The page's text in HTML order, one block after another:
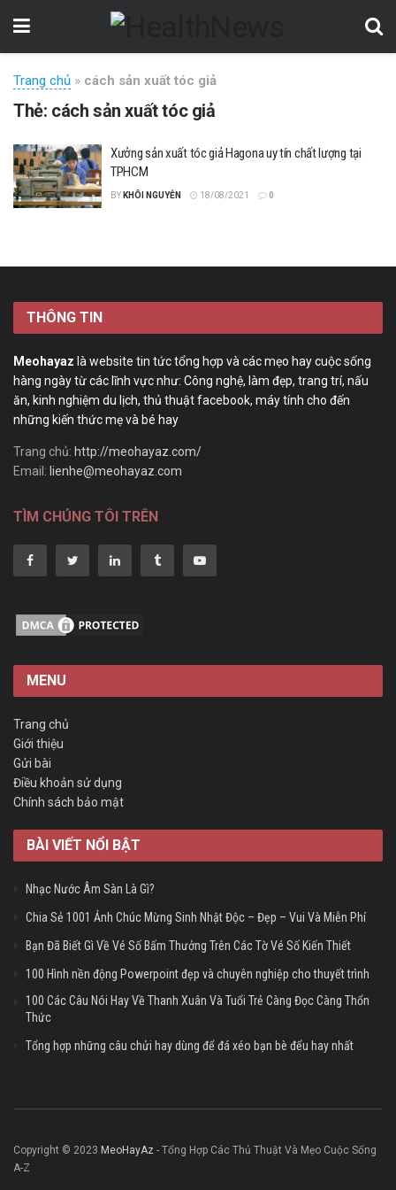
Trang chủ » cách sản xuất tóc giả
Thẻ: cách sản xuất tóc giả
Xưởng sản xuất tóc giả Hagona uy tín chất lượng tại
TPHCM
BY KHÔI NGUYỄN 18/08/2021 0
THÔNG TIN
Meohayaz là website tin tức tổng hợp và các mẹo hay cuộc sống
hàng ngày từ các lĩnh vực như: Công nghệ, làm đẹp, trang trí, nấu
ăn, kinh nghiệm du lịch, thủ thuật facebook, máy tính cho đến
những kiến thức mẹ và bé hay
Trang chủ: http://meohayaz.com/
Email: lienhe@meohayaz.com
TÌM CHÚNG TÔI TRÊN
MENU
Trang chủ
Giới thiệu
Gửi bài
Điều khoản sử dụng
Chính sách bảo mật
BÀI VIẾT NỔI BẬT
Nhạc Nước Âm Sàn Là Gì?
Chia Sẻ 1001 Ảnh Chúc Mừng Sinh Nhật Độc – Đẹp – Vui Và Miễn Phí
Bạn Đã Biết Gì Về Vé Số Bấm Thưởng Trên Các Tờ Vé Số Kiến Thiết
100 Hình nền động Powerpoint đẹp và chuyên nghiệp cho thuyết trình
100 Các Câu Nói Hay Về Thanh Xuân Và Tuổi Trẻ Càng Đọc Càng Thổn
Thức
Tổng hợp những câu chửi hay dùng để đá xéo bạn bè đểu hay nhất
Copyright © 2023 MeoHayAz - Tổng Hợp Các Thủ Thuật Và Mẹo Cuộc Sống
A-Z